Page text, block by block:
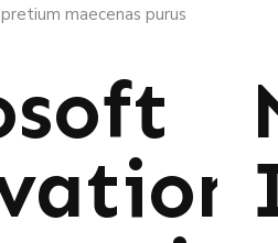
maecenas purus